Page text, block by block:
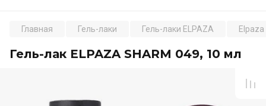
Главная Гель-лаки Гель-лаки ELPAZA
Гель-лак ELPAZA SHARM 049, 10 мл